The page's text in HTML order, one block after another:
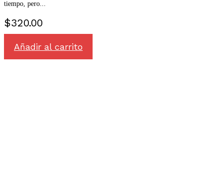
tiempo, pero...
$320.00
Añadir al carrito